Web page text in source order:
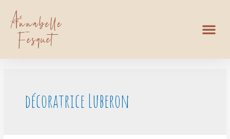
décoratrice Luberon